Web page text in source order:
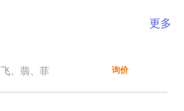
更多
飞、翡、菲 询价